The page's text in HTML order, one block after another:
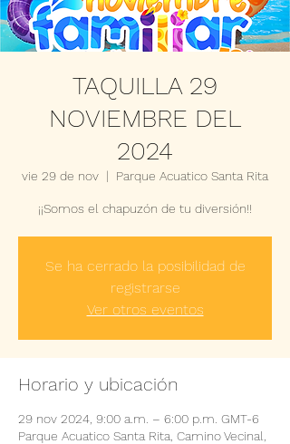
TAQUILLA 29
NOVIEMBRE DEL
2024
vie 29 de nov
  |
Parque Acuatico Santa Rita
¡¡Somos el chapuzón de tu diversión!!
Se ha cerrado la posibilidad de
registrarse
Ver otros eventos
Horario y ubicación
29 nov 2024, 9:00 a.m. – 6:00 p.m. GMT-6
Parque Acuatico Santa Rita, Camino Vecinal,